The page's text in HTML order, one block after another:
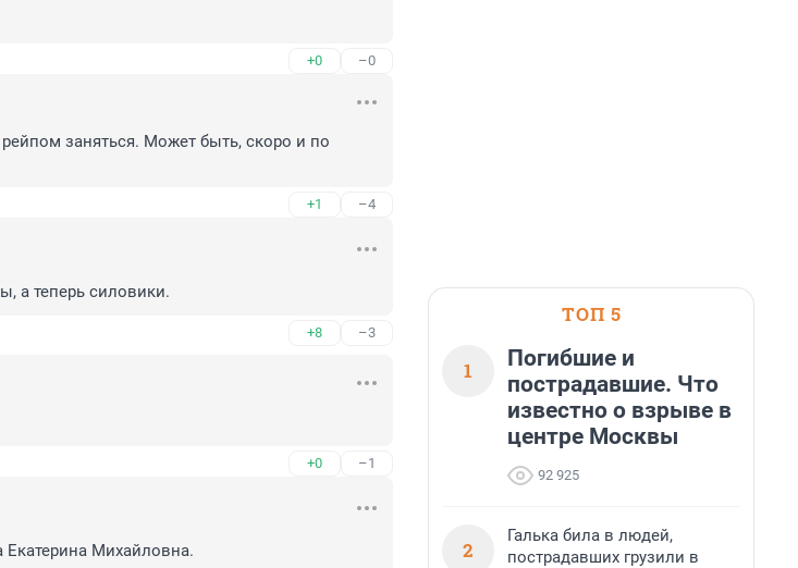
+0 –0
заняться. Может быть, скоро и по
+1 –4
а теперь силовики.
+8 –3
+0 –1
Екатерина Михайловна.
ТОП 5
1
Погибшие и
пострадавшие. Что
известно о взрыве в
центре Москвы
92 925
2
Галька била в людей,
пострадавших грузили в